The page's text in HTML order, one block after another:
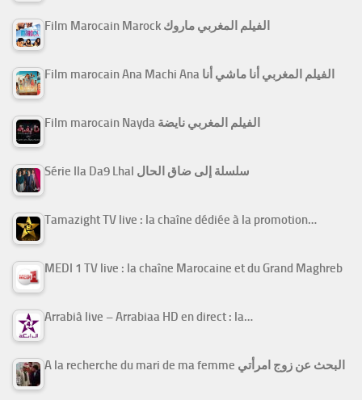
Film Marocain Marock الفيلم المغربي ماروك
Film marocain Ana Machi Ana الفيلم المغربي أنا ماشي أنا
Film marocain Nayda الفيلم المغربي نايضة
Série Ila Da9 Lhal سلسلة إلى ضاق الحال
Tamazight TV live : la chaîne dédiée à la promotion…
MEDI 1 TV live : la chaîne Marocaine et du Grand Maghreb
Arrabiâ live – Arrabiaa HD en direct : la…
A la recherche du mari de ma femme البحث عن زوج امرأتي